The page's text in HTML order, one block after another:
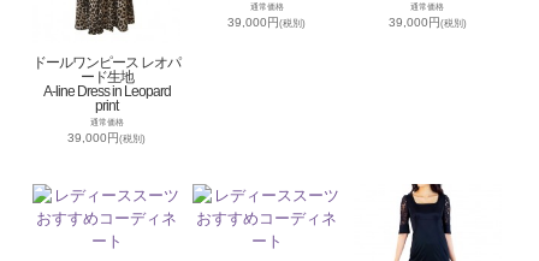
ドールワンピース レオパ
ード生地
A-line Dress in Leopard
print
通常価格
39,000円(税別)
通常価格
39,000円(税別)
通常価格
39,000円(税別)